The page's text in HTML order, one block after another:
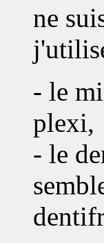
ne
- le
plexi,
- le